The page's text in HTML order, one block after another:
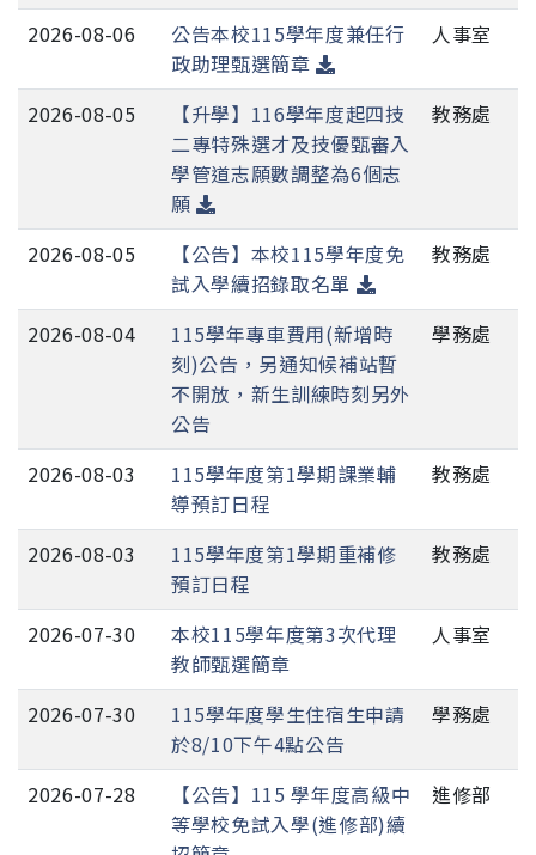
2026-08-06
公告本校115學年度兼任行
政助理甄選簡章
人事室
2026-08-05
【升學】116學年度起四技
二專特殊選才及技優甄審入
學管道志願數調整為6個志
願
教務處
2026-08-05
【公告】本校115學年度免
試入學續招錄取名單
教務處
2026-08-04
115學年專車費用(新增時
刻)公告，另通知候補站暫
不開放，新生訓練時刻另外
公告
學務處
2026-08-03
115學年度第1學期課業輔
導預訂日程
教務處
2026-08-03
115學年度第1學期重補修
預訂日程
教務處
2026-07-30
本校115學年度第3次代理
教師甄選簡章
人事室
2026-07-30
115學年度學生住宿生申請
於8/10下午4點公告
學務處
2026-07-28
【公告】115 學年度高級中
等學校免試入學(進修部)續
進修部